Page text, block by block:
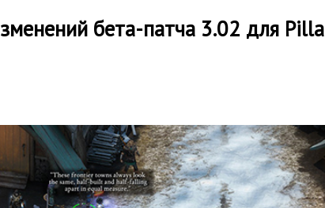
бета-патча 3.02 для